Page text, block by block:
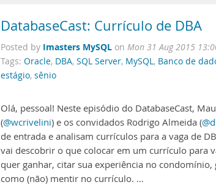
DatabaseCast: Currículo de DBA
Posted by Imasters MySQL on Mon 31 Aug 2015
Tags: Oracle, DBA, SQL Server, MySQL, Banco de
estágio, sênio
Olá, pessoal! Neste episódio do DatabaseCast,
(@wcrivelini) e os convidados Rodrigo Almeida (
de entrada e analisam currículos para a vaga de
vai descobrir o que colocar em um currículo para
quer ganhar, citar sua experiência no
como (não) mentir no currículo. …